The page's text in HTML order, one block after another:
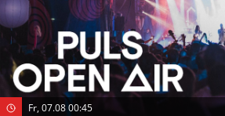
Fr, 07.08 00:45